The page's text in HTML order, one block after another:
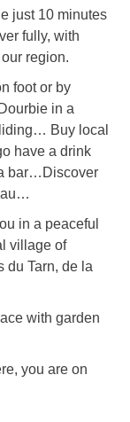
just 10 minutes
fully, with
region.
foot or by
in a
Buy local
have a drink
bar…Discover
in a peaceful
village of
du Tarn, de la
with garden
you are on